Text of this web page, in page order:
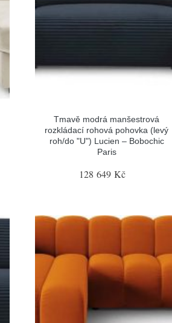
Tmavě modrá manšestrová
rozkládací rohová pohovka (levý
roh/do "U") Lucien – Bobochic
Paris
128 649 Kč